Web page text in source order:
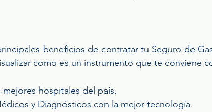
beneficios de contratar tu Seguro de
como es un instrumento que te conviene
mejores hospitales del país.
y Diagnósticos con la mejor tecnología.